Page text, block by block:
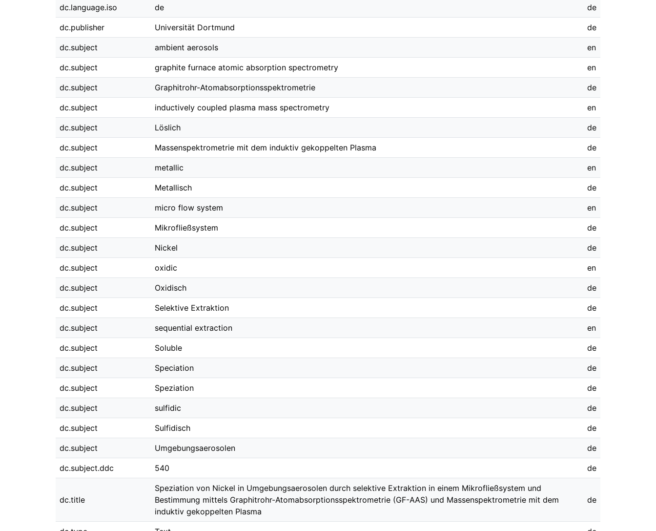
dc.language.iso de de
dc.publisher Universität Dortmund de
dc.subject ambient aerosols en
dc.subject graphite furnace atomic absorption spectrometry en
dc.subject Graphitrohr-Atomabsorptionsspektrometrie de
dc.subject inductively coupled plasma mass spectrometry en
dc.subject Löslich de
dc.subject Massenspektrometrie mit dem induktiv gekoppelten Plasma de
dc.subject metallic en
dc.subject Metallisch de
dc.subject micro flow system en
dc.subject Mikrofließsystem de
dc.subject Nickel de
dc.subject oxidic en
dc.subject Oxidisch de
dc.subject Selektive Extraktion de
dc.subject sequential extraction en
dc.subject Soluble de
dc.subject Speciation de
dc.subject Speziation de
dc.subject sulfidic de
dc.subject Sulfidisch de
dc.subject Umgebungsaerosolen de
dc.subject.ddc 540 de
dc.title
Speziation von Nickel in Umgebungsaerosolen durch selektive Extraktion in einem Mikrofließsystem und
Bestimmung mittels Graphitrohr-Atomabsorptionsspektrometrie (GF-AAS) und Massenspektrometrie mit dem
induktiv gekoppelten Plasma
de